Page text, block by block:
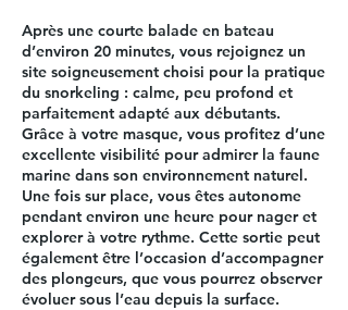
Après une courte balade en bateau
d’environ 20 minutes, vous rejoignez un
site soigneusement choisi pour la pratique
du snorkeling : calme, peu profond et
parfaitement adapté aux débutants.
Grâce à votre masque, vous profitez d’une
excellente visibilité pour admirer la faune
marine dans son environnement naturel.
Une fois sur place, vous êtes autonome
pendant environ une heure pour nager et
explorer à votre rythme. Cette sortie peut
également être l’occasion d’accompagner
des plongeurs, que vous pourrez observer
évoluer sous l’eau depuis la surface.